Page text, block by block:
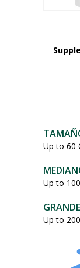
Up to 60
Up to
Up to